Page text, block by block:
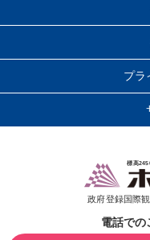
プラ
標高
政府登録国際
電話での